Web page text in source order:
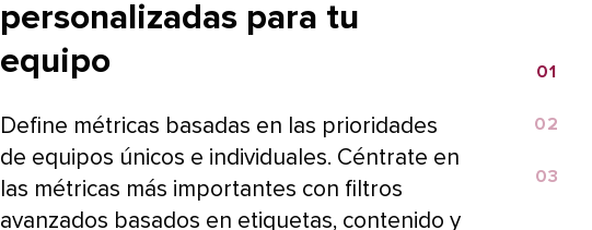
personalizadas para tu
equipo​​
Define métricas basadas en las prioridades
de equipos únicos e individuales. Céntrate en
las métricas más importantes con filtros
avanzados basados en etiquetas, contenido y
0​​ 1​​
0​​ 2​​
0​​ 3​​